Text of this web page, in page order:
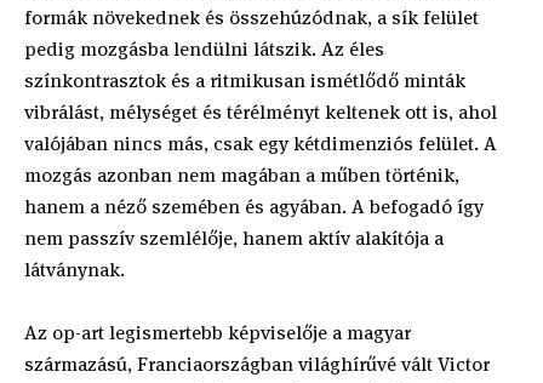
formák növekednek és összehúzódnak, a sík felület
pedig mozgásba lendülni látszik. Az éles
színkontrasztok és a ritmikusan ismétlődő minták
vibrálást, mélységet és térélményt keltenek ott is, ahol
valójában nincs más, csak egy kétdimenziós felület. A
mozgás azonban nem magában a műben történik,
hanem a néző szemében és agyában. A befogadó így
nem passzív szemlélője, hanem aktív alakítója a
látványnak.
Az op-art legismertebb képviselője a magyar
származású, Franciaországban világhírűvé vált Victor